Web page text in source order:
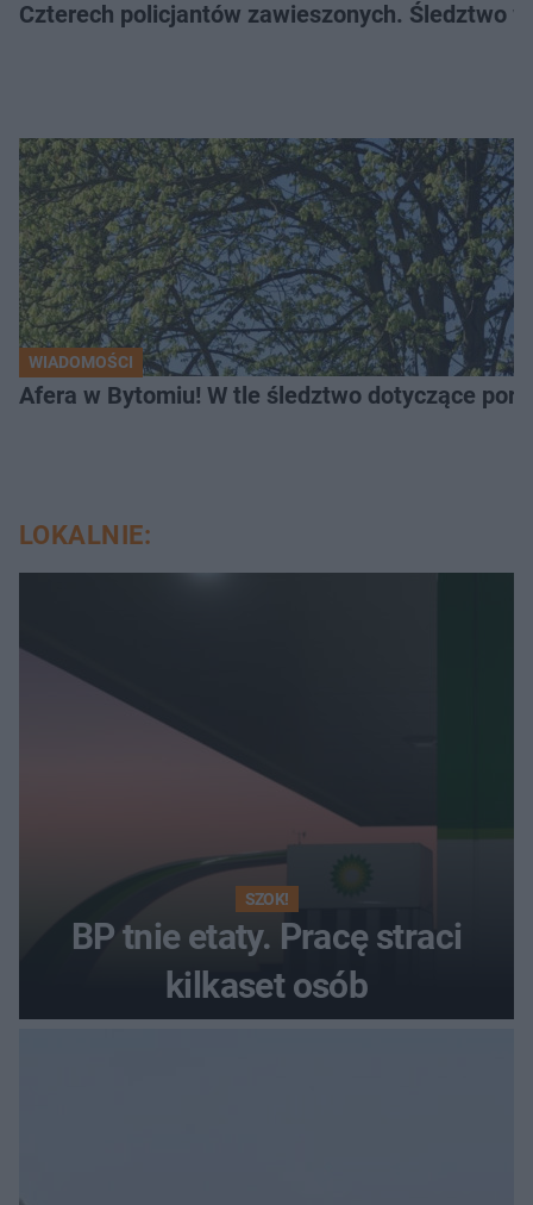
Czterech policjantów zawieszonych. Śledztwo
WIADOMOŚCI
Afera w Bytomiu! W tle śledztwo dotyczące
LOKALNIE:
SZOK!
BP tnie etaty. Pracę straci
kilkaset osób